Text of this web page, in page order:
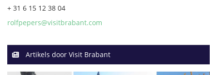
+ 31 6 15 12 38 04
rolfpepers@visitbrabant.com
Artikels door Visit Brabant